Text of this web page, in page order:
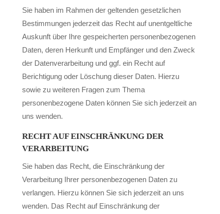
Sie haben im Rahmen der geltenden gesetzlichen
Bestimmungen jederzeit das Recht auf unentgeltliche
Auskunft über Ihre gespeicherten personenbezogenen
Daten, deren Herkunft und Empfänger und den Zweck
der Datenverarbeitung und ggf. ein Recht auf
Berichtigung oder Löschung dieser Daten. Hierzu
sowie zu weiteren Fragen zum Thema
personenbezogene Daten können Sie sich jederzeit an
uns wenden.
RECHT AUF EINSCHRÄNKUNG DER
VERARBEITUNG
Sie haben das Recht, die Einschränkung der
Verarbeitung Ihrer personenbezogenen Daten zu
verlangen. Hierzu können Sie sich jederzeit an uns
wenden. Das Recht auf Einschränkung der